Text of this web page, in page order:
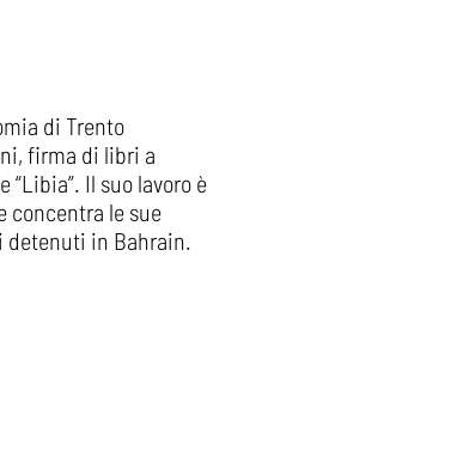
di Trento
firma di libri a
Il suo lavoro è
concentra le sue
in Bahrain.​